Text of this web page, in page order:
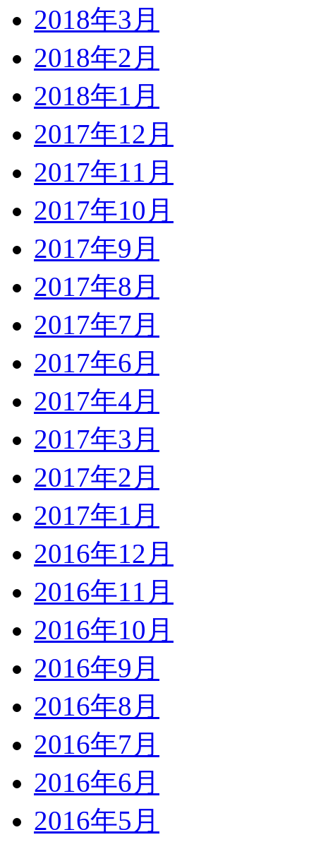
2018年3月
2018年2月
2018年1月
2017年12月
2017年11月
2017年10月
2017年9月
2017年8月
2017年7月
2017年6月
2017年4月
2017年3月
2017年2月
2017年1月
2016年12月
2016年11月
2016年10月
2016年9月
2016年8月
2016年7月
2016年6月
2016年5月